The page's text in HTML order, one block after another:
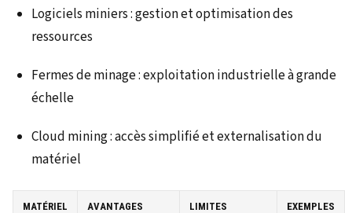
Logiciels miniers : gestion et optimisation des
ressources
Fermes de minage : exploitation industrielle à grande
échelle
Cloud mining : accès simplifié et externalisation du
matériel
MATÉRIEL AVANTAGES LIMITES EXEMPLES